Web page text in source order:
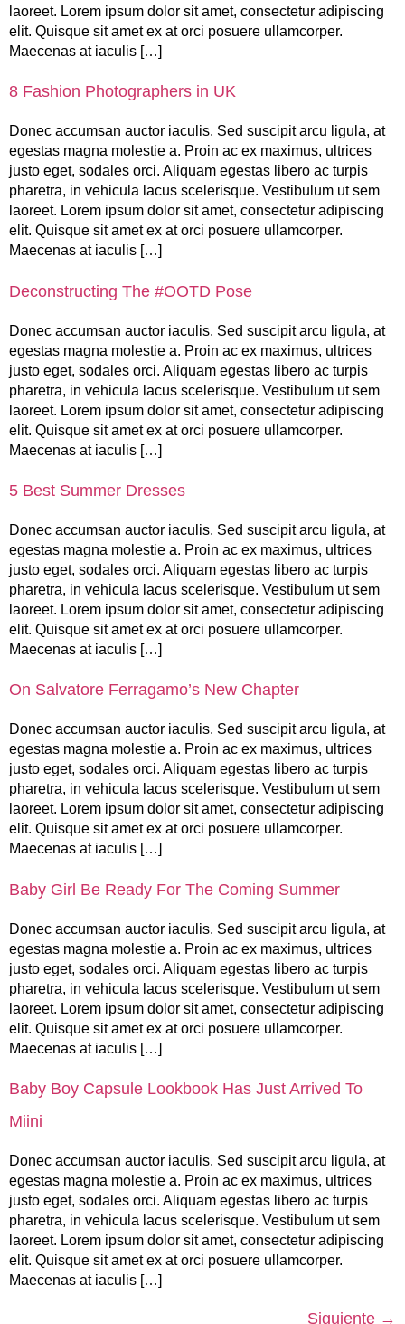
laoreet. Lorem ipsum dolor sit amet, consectetur adipiscing
elit. Quisque sit amet ex at orci posuere ullamcorper.
Maecenas at iaculis […]
8 Fashion Photographers in UK
Donec accumsan auctor iaculis. Sed suscipit arcu ligula, at
egestas magna molestie a. Proin ac ex maximus, ultrices
justo eget, sodales orci. Aliquam egestas libero ac turpis
pharetra, in vehicula lacus scelerisque. Vestibulum ut sem
laoreet. Lorem ipsum dolor sit amet, consectetur adipiscing
elit. Quisque sit amet ex at orci posuere ullamcorper.
Maecenas at iaculis […]
Deconstructing The #OOTD Pose
Donec accumsan auctor iaculis. Sed suscipit arcu ligula, at
egestas magna molestie a. Proin ac ex maximus, ultrices
justo eget, sodales orci. Aliquam egestas libero ac turpis
pharetra, in vehicula lacus scelerisque. Vestibulum ut sem
laoreet. Lorem ipsum dolor sit amet, consectetur adipiscing
elit. Quisque sit amet ex at orci posuere ullamcorper.
Maecenas at iaculis […]
5 Best Summer Dresses
Donec accumsan auctor iaculis. Sed suscipit arcu ligula, at
egestas magna molestie a. Proin ac ex maximus, ultrices
justo eget, sodales orci. Aliquam egestas libero ac turpis
pharetra, in vehicula lacus scelerisque. Vestibulum ut sem
laoreet. Lorem ipsum dolor sit amet, consectetur adipiscing
elit. Quisque sit amet ex at orci posuere ullamcorper.
Maecenas at iaculis […]
On Salvatore Ferragamo’s New Chapter
Donec accumsan auctor iaculis. Sed suscipit arcu ligula, at
egestas magna molestie a. Proin ac ex maximus, ultrices
justo eget, sodales orci. Aliquam egestas libero ac turpis
pharetra, in vehicula lacus scelerisque. Vestibulum ut sem
laoreet. Lorem ipsum dolor sit amet, consectetur adipiscing
elit. Quisque sit amet ex at orci posuere ullamcorper.
Maecenas at iaculis […]
Baby Girl Be Ready For The Coming Summer
Donec accumsan auctor iaculis. Sed suscipit arcu ligula, at
egestas magna molestie a. Proin ac ex maximus, ultrices
justo eget, sodales orci. Aliquam egestas libero ac turpis
pharetra, in vehicula lacus scelerisque. Vestibulum ut sem
laoreet. Lorem ipsum dolor sit amet, consectetur adipiscing
elit. Quisque sit amet ex at orci posuere ullamcorper.
Maecenas at iaculis […]
Baby Boy Capsule Lookbook Has Just Arrived To
Miini
Donec accumsan auctor iaculis. Sed suscipit arcu ligula, at
egestas magna molestie a. Proin ac ex maximus, ultrices
justo eget, sodales orci. Aliquam egestas libero ac turpis
pharetra, in vehicula lacus scelerisque. Vestibulum ut sem
laoreet. Lorem ipsum dolor sit amet, consectetur adipiscing
elit. Quisque sit amet ex at orci posuere ullamcorper.
Maecenas at iaculis […]
Siguiente →